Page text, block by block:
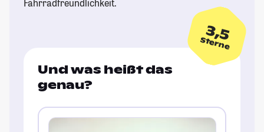
Fahrradfreundlichkeit.
3,5
Sterne
Und was heißt das
genau?